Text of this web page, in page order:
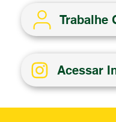
Trabalhe
Acessar